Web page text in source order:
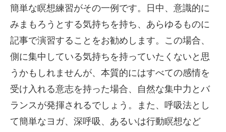
簡単な瞑想練習がその一例です。日中、意識的に
みまもろうとする気持ちを持ち、あらゆるものに
記事で演習することをお勧めします。この場合、
側に集中している気持ちを持っていたくないと思
うかもしれませんが、本質的にはすべての感情を
受け入れる意志を持った場合、自然な集中力とバ
ランスが発揮されるでしょう。また、呼吸法とし
て簡単なヨガ、深呼吸、あるいは行動瞑想など